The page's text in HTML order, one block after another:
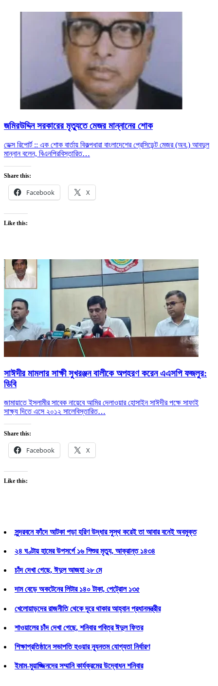
জমিরউদ্দিন সরকারের মৃত্যুতে মেজর মান্নানের শোক
ডেক্স রিপোর্ট :: এক শোক বার্তায় বিকল্পধারা বাংলাদেশের প্রেসিডেন্ট মেজর (অব.) আবদুল
মান্নান বলেন, বিএনপিরবিস্তারিত…
Share this:
Facebook X
Like this:
সাঈদীর মামলার সাক্ষী সুখরঞ্জন বালীকে অপহরণ করেন এএসপি ফজলুর:
ডিবি
জামায়াতে ইসলামীর সাবেক নায়েবে আমির দেলাওয়ার হোসাইন সাঈদীর পক্ষে সাফাই
সাক্ষ্য দিতে এসে ২০১২ সালেবিস্তারিত…
Share this:
Facebook X
Like this:
সুন্দরবনে ফাঁদে আটকা পড়া হরিণ উদ্ধার সুস্থ করেই তা আবার বনেই অবমুক্ত
২৪ ঘণ্টায় হামের উপসর্গে ১৬ শিশুর মৃত্যু, আক্রান্ত ১৪৩৪
চাঁদ দেখা গেছে, ঈদুল আজহা ২৮ মে
দাম বেড়ে অকটেনের লিটার ১৪০ টাকা, পেট্রোল ১৩৫
খেলোয়াড়দের রাজনীতি থেকে দূরে থাকার আহ্বান প্রধানমন্ত্রীর
শাওয়ালের চাঁদ দেখা গেছে, শনিবার পবিত্র ঈদুল ফিতর
শিক্ষাপ্রতিষ্ঠানে সভাপতি হওয়ার ন্যূনতম যোগ্যতা নির্ধারণ
ইমাম-মুয়াজ্জিনদের সম্মানি কার্যক্রমের উদ্বোধন শনিবার